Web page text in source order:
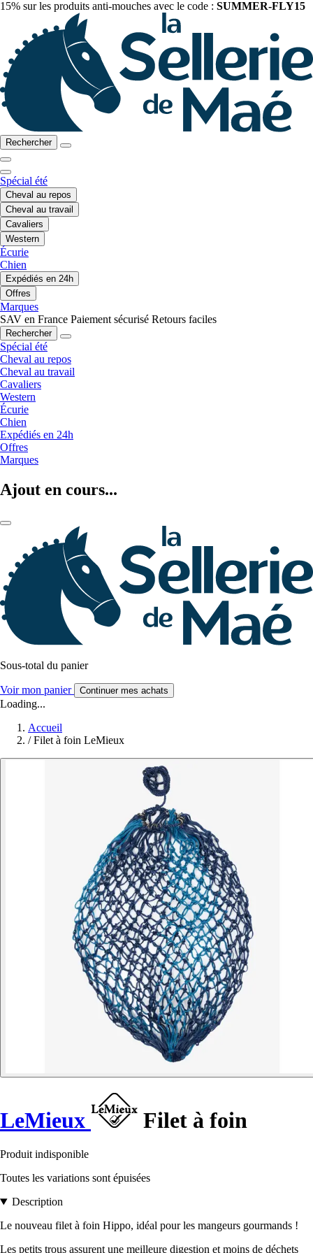
15% sur les produits anti-mouches avec le code : SUMMER-FLY15
Rechercher
Spécial été
Cheval au repos
Cheval au travail
Cavaliers
Western
Écurie
Chien
Expédiés en 24h
Offres
Marques
SAV en France Paiement sécurisé Retours faciles
Rechercher
Spécial été
Cheval au repos
Cheval au travail
Cavaliers
Western
Écurie
Chien
Expédiés en 24h
Offres
Marques
Ajout en cours...
Sous-total du panier
Voir mon panier Continuer mes achats
Loading...
Accueil
/ Filet à foin LeMieux
LeMieux Filet à foin
Produit indisponible
Toutes les variations sont épuisées
Description
Le nouveau filet à foin Hippo, idéal pour les mangeurs gourmands !
Les petits trous assurent une meilleure digestion et moins de déchets